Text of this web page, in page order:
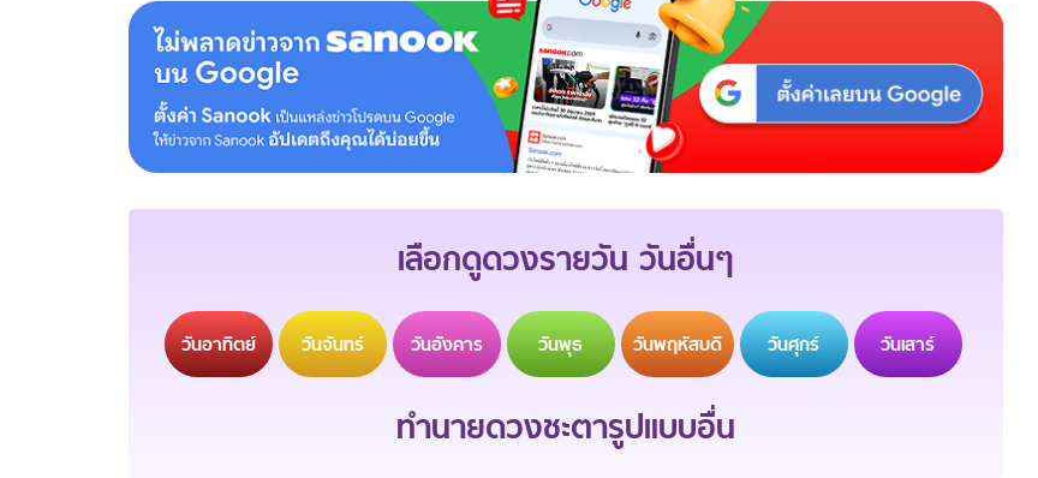
เลือกดูดวงรายวัน วันอื่นๆ
วันอาทิตย์ วันจันทร์ วันอังคาร วันพุธ วันพฤหัสบดี วันศุกร์ วันเสาร์
ทำนายดวงชะตารูปแบบอื่น